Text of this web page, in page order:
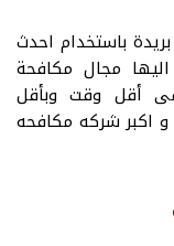
باستخدام احدث
اليها مجال مكافحة
فى أقل وقت وبأقل
و اكبر شركه مكافحه